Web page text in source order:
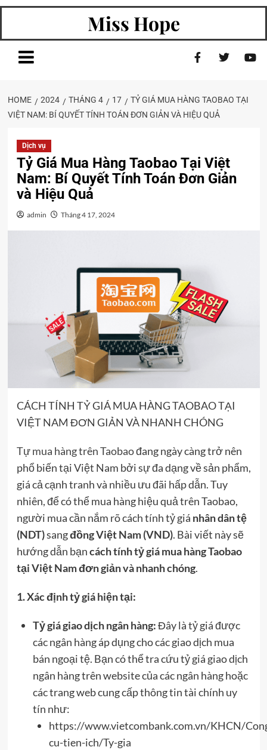
Miss Hope
HOME 2024 THÁNG 4 17
TỶ GIÁ MUA HÀNG TAOBAO TẠI
VIỆT NAM: BÍ QUYẾT TÍNH TOÁN ĐƠN GIẢN VÀ HIỆU QUẢ
Dịch vụ
Tỷ Giá Mua Hàng Taobao Tại Việt
Nam: Bí Quyết Tính Toán Đơn Giản
và Hiệu Quả
admin Tháng 4 17, 2024
CÁCH TÍNH TỶ GIÁ MUA HÀNG TAOBAO TẠI
VIỆT NAM ĐƠN GIẢN VÀ NHANH CHÓNG
Tự mua hàng trên Taobaođang ngày càng trở nên
phổ biến tại Việt Nam bởi sự đa dạng về sản phẩm,
giá cả cạnh tranh và nhiều ưu đãi hấp dẫn. Tuy
nhiên, để có thể mua hàng hiệu quả trên Taobao,
người mua cần nắm rõ cách tính tỷ giá nhân dân tệ
(NDT)sangđồng Việt Nam (VND). Bài viết này sẽ
hướng dẫn bạncách tính tỷ giá mua hàng Taobao
tại Việt Nam đơn giản và nhanh chóng.
1. Xác định tỷ giá hiện tại:
Tỷ giá giao dịch ngân hàng:Đây là tỷ giá được
các ngân hàng áp dụng cho các giao dịch mua
bán ngoại tệ. Bạn có thể tra cứu tỷ giá giao dịch
ngân hàng trên website của các ngân hàng hoặc
các trang web cung cấp thông tin tài chính uy
tín như:
https://www.vietcombank.com.vn/KHCN/
cu-tien-ich/Ty-gia